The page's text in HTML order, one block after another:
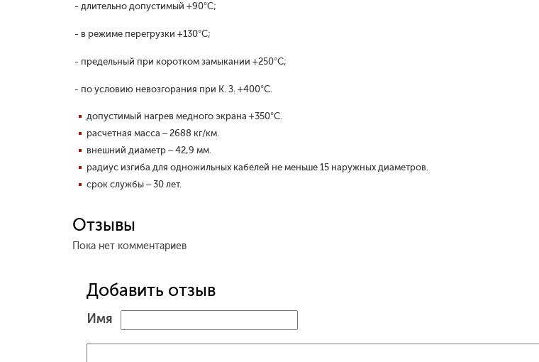
- длительно допустимый +90°С;
- в режиме перегрузки +130°С;
- предельный при коротком замыкании +250°С;
- по условию невозгорания при К. З. +400°С.
допустимый нагрев медного экрана +350°С.
расчетная масса – 2688 кг/км.
внешний диаметр – 42,9 мм.
радиус изгиба для одножильных кабелей не меньше 15 наружных диаметров.
срок службы – 30 лет.
Отзывы
Пока нет комментариев
Добавить отзыв
Имя